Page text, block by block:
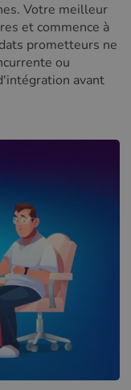
Votre meilleur
et commence à
prometteurs ne
ou
avant